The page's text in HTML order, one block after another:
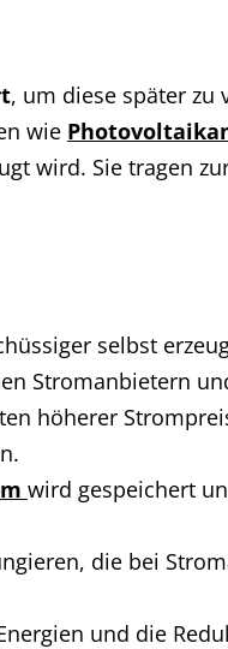
, um diese später zu
wie
wird. Sie tragen
selbst
Stromanbietern
höherer
wird gespeichert
die bei
und die